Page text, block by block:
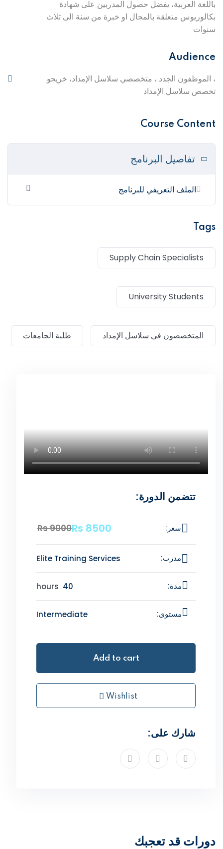
باللغة العربية، يفضل حصول المدربين على شهادة
بكالوريوس متعلقة بالمجال او خبرة من سنة الى ثلاث
سنوات
Audience
، الموظفون الجدد ، متخصصي سلاسل الإمداد، خريجو
تخصص سلاسل الإمداد
Course Content
تفاصيل البرنامج
الملف التعريفي للبرنامج
Tags
Supply Chain Specialists
University Students
المتخصصون في سلاسل الإمداد طلبة الجامعات
تتضمن الدورة:
سعر: 9000
Rs 8500
Rs
مدرب: Elite Training Services
مدة: 40
مستوى: Intermediate
Add to cart
Wishlist
شارك على:
دورات قد تعجبك